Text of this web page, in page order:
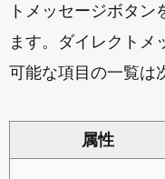
トメッセージボタン
ます。ダイレクトメ
可能な項目の一覧は
属性